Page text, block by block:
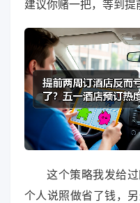
建议你赌一把，等到提
这个策略我发给
个人说照做省了钱，